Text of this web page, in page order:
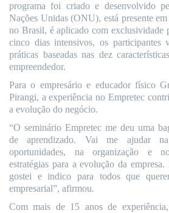
programa foi criado e desenvolvido
Nações Unidas (ONU), está presente
no Brasil, é aplicado com exclusividade
cinco dias intensivos, os participantes
práticas baseadas nas dez
empreendedor.
Para o empresário e educador físico
Pirangi, a experiência no Empretec
a evolução do negócio.
“O seminário Empretec me deu uma
de aprendizado. Vai me ajudar
oportunidades, na organização e
estratégias para a evolução da
gostei e indico para todos que
empresarial”, afirmou.
Com mais de 15 anos de